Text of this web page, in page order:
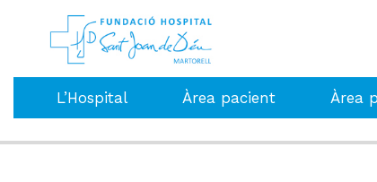
L’Hospital Àrea pacient Àrea
»Guia de serveis